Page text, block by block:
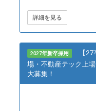
詳細を見る
2027年新卒採用
【
場・不動産テック上
大募集！